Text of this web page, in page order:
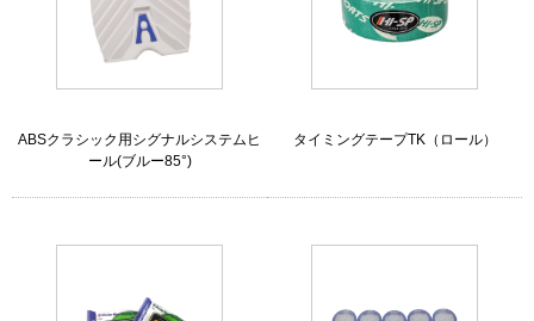
ABSクラシック用シグナルシステムヒ
ール(ブルー85°)
タイミングテープTK（ロール）